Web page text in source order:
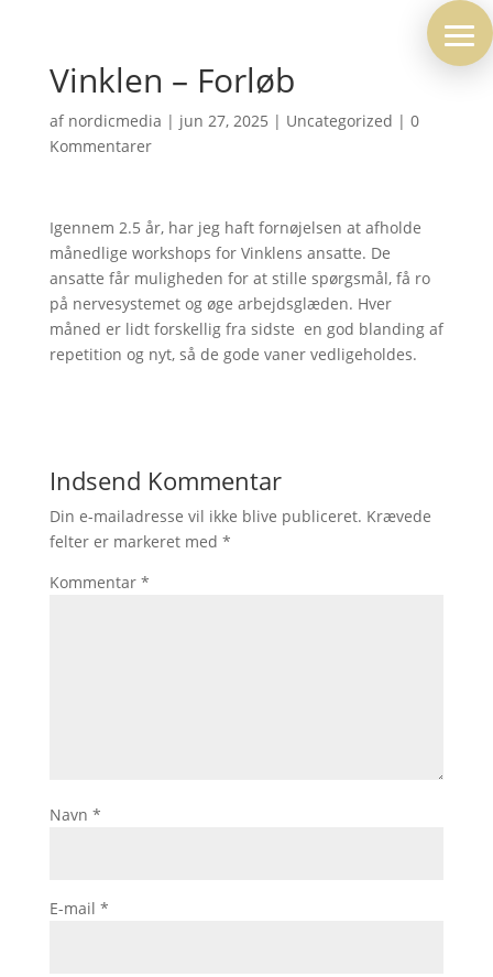
Vinklen – Forløb
af nordicmedia | jun 27, 2025 | Uncategorized | 0
Kommentarer
Igennem 2.5 år, har jeg haft fornøjelsen at afholde
månedlige workshops for Vinklens ansatte. De
ansatte får muligheden for at stille spørgsmål, få ro
på nervesystemet og øge arbejdsglæden. Hver
måned er lidt forskellig fra sidste  en god blanding af
repetition og nyt, så de gode vaner vedligeholdes.
Indsend Kommentar
Din e-mailadresse vil ikke blive publiceret. Krævede
felter er markeret med *
Kommentar *
Navn *
E-mail *